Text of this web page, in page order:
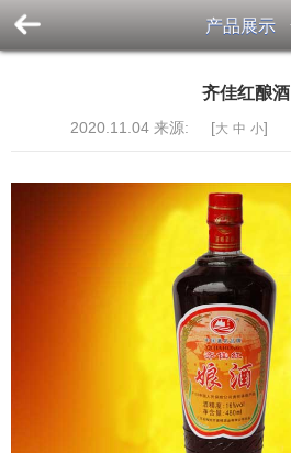
产品展示
齐佳红酿酒
2020.11.04 来源: [大 中 小]